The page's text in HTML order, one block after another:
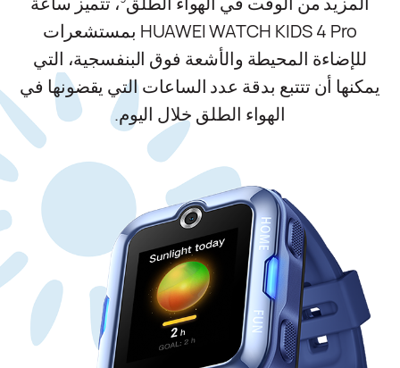
HUAWEI WATCH KIDS 4 Pro بمستشعرات
للإضاءة المحيطة والأشعة فوق البنفسجية، التي
يمكنها أن تتتبع بدقة عدد الساعات التي يقضونها في
الهواء الطلق خلال اليوم.